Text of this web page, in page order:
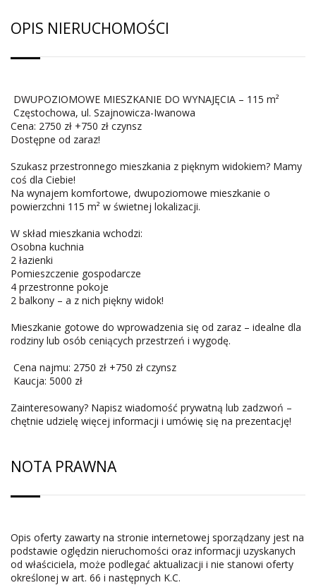
OPIS NIERUCHOMOŚCI
DWUPOZIOMOWE MIESZKANIE DO WYNAJĘCIA – 115 m²
Częstochowa, ul. Szajnowicza-Iwanowa
Cena: 2750 zł +750 zł czynsz
Dostępne od zaraz!
Szukasz przestronnego mieszkania z pięknym widokiem? Mamy
coś dla Ciebie!
Na wynajem komfortowe, dwupoziomowe mieszkanie o
powierzchni 115 m² w świetnej lokalizacji.
W skład mieszkania wchodzi:
Osobna kuchnia
2 łazienki
Pomieszczenie gospodarcze
4 przestronne pokoje
2 balkony – a z nich piękny widok!
Mieszkanie gotowe do wprowadzenia się od zaraz – idealne dla
rodziny lub osób ceniących przestrzeń i wygodę.
Cena najmu: 2750 zł +750 zł czynsz
Kaucja: 5000 zł
Zainteresowany? Napisz wiadomość prywatną lub zadzwoń –
chętnie udzielę więcej informacji i umówię się na prezentację!
NOTA PRAWNA
Opis oferty zawarty na stronie internetowej sporządzany jest na
podstawie oględzin nieruchomości oraz informacji uzyskanych
od właściciela, może podlegać aktualizacji i nie stanowi oferty
określonej w art. 66 i następnych K.C.